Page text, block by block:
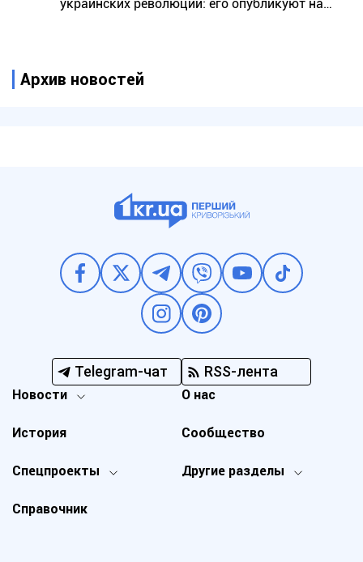
украинских революций: его опубликуют на
Архив новостей
Telegram-чат RSS-лента
Новости
Спецпроекты Другие разделы
История
О нас
Справочник
Сообщество